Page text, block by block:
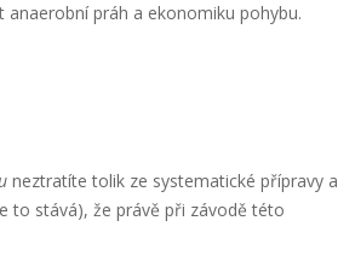
práh a ekonomiku pohybu.
neztratíte tolik ze systematické přípravy a
to stává), že právě při závodě této